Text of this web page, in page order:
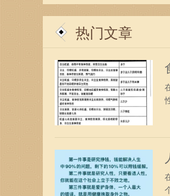
热门文章